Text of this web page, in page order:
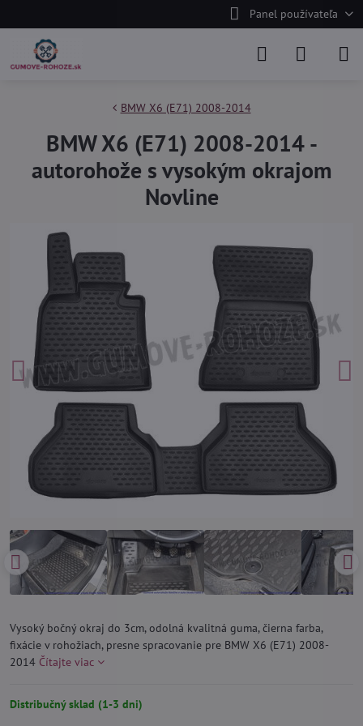
Panel používateľa
BMW X6 (E71) 2008-2014
BMW X6 (E71) 2008-2014 -
autorohože s vysokým okrajom
Novline
Vysoký bočný okraj do 3cm, odolná kvalitná guma, čierna farba,
fixácie v rohožiach, presne spracovanie pre BMW X6 (E71) 2008-
2014 Čítajte viac
Distribučný sklad (1-3 dni)